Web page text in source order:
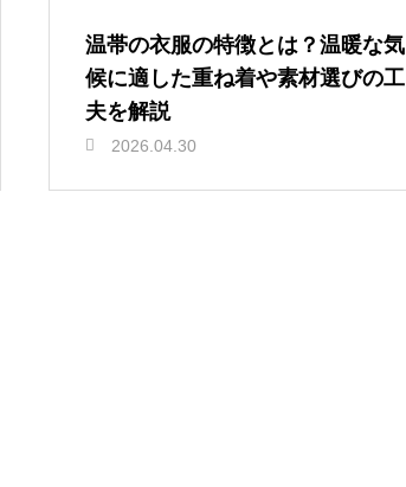
温帯の衣服の特徴とは？温暖な気
候に適した重ね着や素材選びの工
夫を解説
2026.04.30